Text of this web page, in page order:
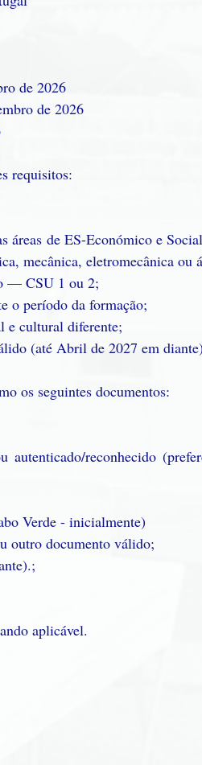
de 2026
de 2026
requisitos:
áreas de ES-Económico e
mecânica, eletromecânica ou
— CSU 1 ou 2;
o período da formação;
e cultural diferente;
(até Abril de 2027 em
os seguintes documentos:
reconhecido
Verde - inicialmente)
outro documento válido;
aplicável.